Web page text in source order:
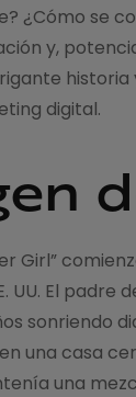
¿Cómo se
y,
digital.
Girl”
UU. El
sonriendo
una casa
una